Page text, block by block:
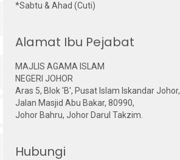
*Sabtu & Ahad (Cuti)
Alamat Ibu Pejabat
MAJLIS AGAMA ISLAM
NEGERI JOHOR
Aras 5, Blok 'B', Pusat Islam Iskandar Johor,
Jalan Masjid Abu Bakar, 80990,
Johor Bahru, Johor Darul Takzim.
Hubungi